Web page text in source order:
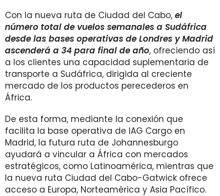
Con la nueva ruta de Ciudad del Cabo, el
número total de vuelos semanales a Sudáfrica
desde las bases operativas de Londres y Madrid
ascenderá a 34 para final de año, ofreciendo así
a los clientes una capacidad suplementaria de
transporte a Sudáfrica, dirigida al creciente
mercado de los productos perecederos en
África.
De esta forma, mediante la conexión que
facilita la base operativa de IAG Cargo en
Madrid, la futura ruta de Johannesburgo
ayudará a vincular a África con mercados
estratégicos, como Latinoamérica, mientras que
la nueva ruta Ciudad del Cabo-Gatwick ofrece
acceso a Europa, Norteamérica y Asia Pacífico.